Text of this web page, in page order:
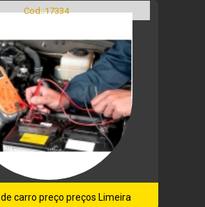
Cod.:17334
carro preço preços Limeira